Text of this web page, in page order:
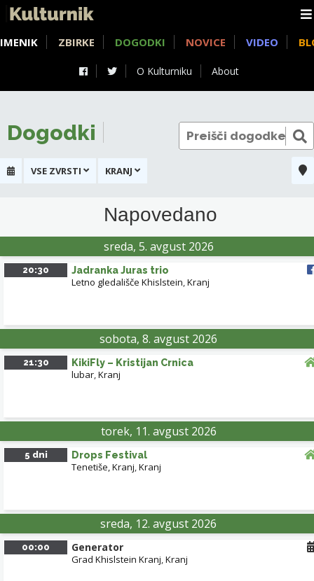
O Kulturniku About
IMENIK ZBIRKE DOGODKI NOVICE VIDEO
Dogodki
VSE ZVRSTI KRANJ
LETNO GLEDALIŠČE KHISLSTEIN
GRAD KHISLSTEIN KRANJ
CAFE GALERIJA PUNGERT
PREŠERNOVO GLEDALIŠČE KRANJ
Leaflet
Napovedano
sreda, 5. avgust 2026
20:30 Jadranka Juras trio
Letno gledališče Khislstein,Kranj
sobota, 8. avgust 2026
21:30 KikiFly – Kristijan Crnica
lubar,Kranj
torek, 11. avgust 2026
5 dni Drops Festival
Tenetiše, Kranj,Kranj
sreda, 12. avgust 2026
00:00 Generator
Grad Khislstein Kranj,Kranj